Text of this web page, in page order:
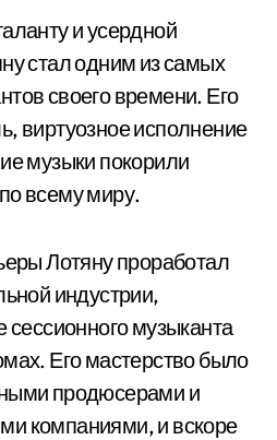
и усердной
стал одним из самых
своего времени. Его
виртуозное исполнение
музыки покорили
всему миру.
Лотяну проработал
индустрии,
сессионного музыканта
Его мастерство было
продюсерами и
компаниями, и вскоре